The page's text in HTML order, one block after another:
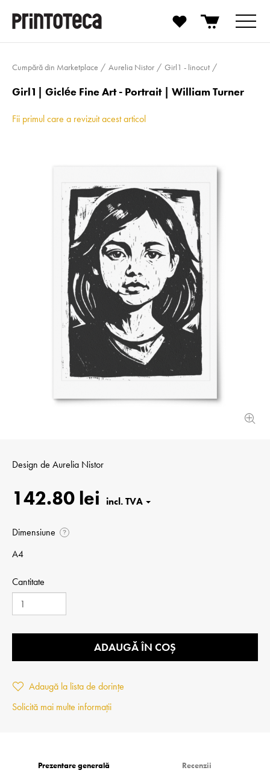
Cumpără din Marketplace Aurelia Nistor Girl1 - linocut
Girl1| Giclée Fine Art - Portrait | William Turner
Fii primul care a revizuit acest articol
Design de Aurelia Nistor
142.80 lei
Dimensiune ?
A4
Cantitate
ADAUGĂ ÎN COȘ
Adaugă la lista de dorințe
Solicită mai multe informații
Prezentare generală Recenzii